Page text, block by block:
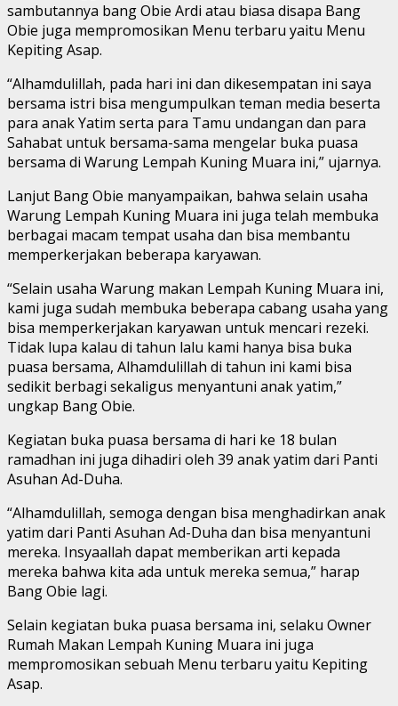
sambutannya bang Obie Ardi atau biasa disapa Bang
Obie juga mempromosikan Menu terbaru yaitu Menu
Kepiting Asap.
“Alhamdulillah, pada hari ini dan dikesempatan ini saya
bersama istri bisa mengumpulkan teman media beserta
para anak Yatim serta para Tamu undangan dan para
Sahabat untuk bersama-sama mengelar buka puasa
bersama di Warung Lempah Kuning Muara ini,” ujarnya.
Lanjut Bang Obie manyampaikan, bahwa selain usaha
Warung Lempah Kuning Muara ini juga telah membuka
berbagai macam tempat usaha dan bisa membantu
memperkerjakan beberapa karyawan.
“Selain usaha Warung makan Lempah Kuning Muara ini,
kami juga sudah membuka beberapa cabang usaha yang
bisa memperkerjakan karyawan untuk mencari rezeki.
Tidak lupa kalau di tahun lalu kami hanya bisa buka
puasa bersama, Alhamdulillah di tahun ini kami bisa
sedikit berbagi sekaligus menyantuni anak yatim,”
ungkap Bang Obie.
Kegiatan buka puasa bersama di hari ke 18 bulan
ramadhan ini juga dihadiri oleh 39 anak yatim dari Panti
Asuhan Ad-Duha.
“Alhamdulillah, semoga dengan bisa menghadirkan anak
yatim dari Panti Asuhan Ad-Duha dan bisa menyantuni
mereka. Insyaallah dapat memberikan arti kepada
mereka bahwa kita ada untuk mereka semua,” harap
Bang Obie lagi.
Selain kegiatan buka puasa bersama ini, selaku Owner
Rumah Makan Lempah Kuning Muara ini juga
mempromosikan sebuah Menu terbaru yaitu Kepiting
Asap.